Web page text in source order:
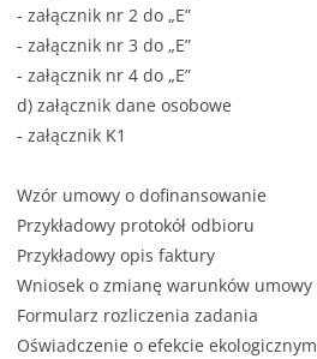
- załącznik nr 2 do „E”
- załącznik nr 3 do „E”
- załącznik nr 4 do „E”
d) załącznik dane osobowe
- załącznik K1
Wzór umowy o dofinansowanie
Przykładowy protokół odbioru
Przykładowy opis faktury
Wniosek o zmianę warunków umowy
Formularz rozliczenia zadania
Oświadczenie o efekcie ekologicznym